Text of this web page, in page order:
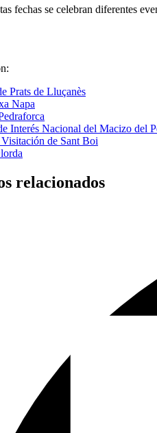
fechas se celebran diferentes
Prats de Lluçanès
Napa
Interés Nacional del Macizo del
de Sant Boi
relacionados